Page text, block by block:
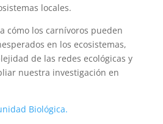
locales.
cómo los carnívoros pueden
en los ecosistemas,
de las redes ecológicas y
nuestra investigación en
Biológica.